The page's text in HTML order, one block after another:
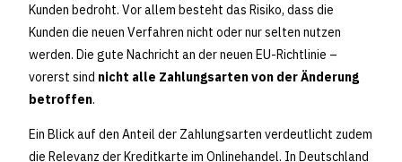
Kunden bedroht. Vor allem besteht das Risiko, dass die
Kunden die neuen Verfahren nicht oder nur selten nutzen
werden. Die gute Nachricht an der neuen EU-Richtlinie –
vorerst sind nicht alle Zahlungsarten von der Änderung
betroffen.
Ein Blick auf den Anteil der Zahlungsarten verdeutlicht zudem
die Relevanz der Kreditkarte im Onlinehandel. In Deutschland